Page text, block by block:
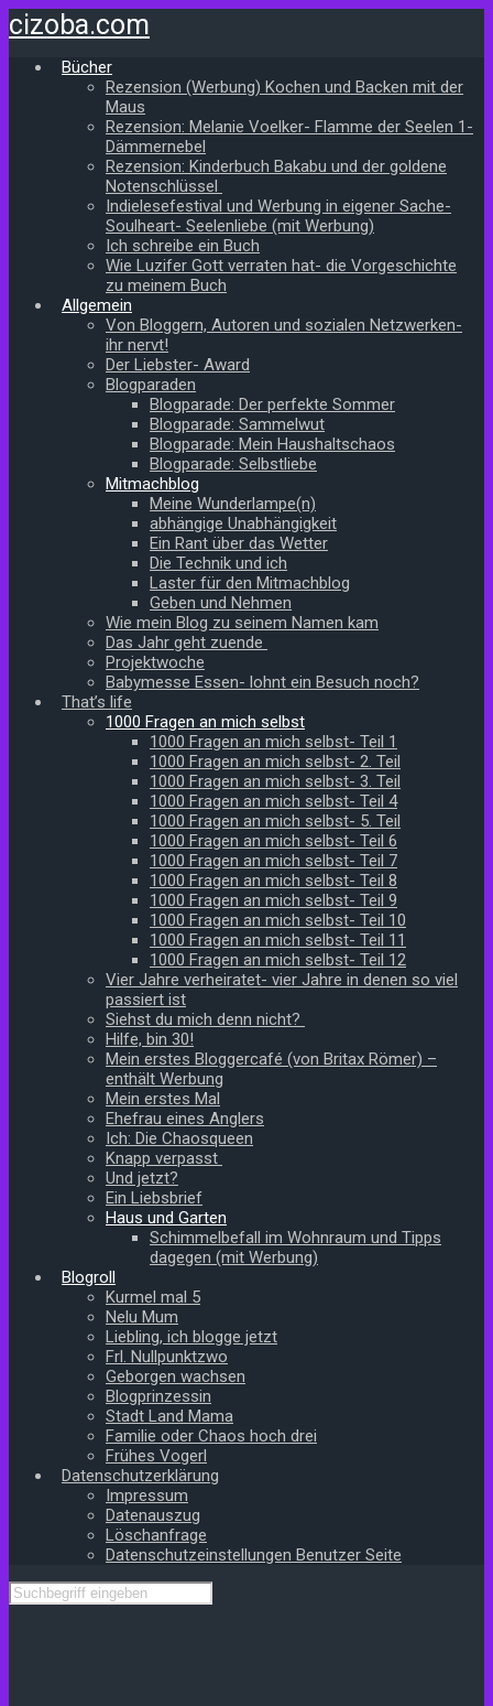
Zum
Hauptinhalt
springen
cizoba.com
Bücher
Rezension (Werbung) Kochen und Backen mit der
Maus
Rezension: Melanie Voelker- Flamme der Seelen 1-
Dämmernebel
Rezension: Kinderbuch Bakabu und der goldene
Notenschlüssel
Indielesefestival und Werbung in eigener Sache-
Soulheart- Seelenliebe (mit Werbung)
Ich schreibe ein Buch
Wie Luzifer Gott verraten hat- die Vorgeschichte
zu meinem Buch
Allgemein
Von Bloggern, Autoren und sozialen Netzwerken-
ihr nervt!
Der Liebster- Award
Blogparaden
Blogparade: Der perfekte Sommer
Blogparade: Sammelwut
Blogparade: Mein Haushaltschaos
Blogparade: Selbstliebe
Mitmachblog
Meine Wunderlampe(n)
abhängige Unabhängigkeit
Ein Rant über das Wetter
Die Technik und ich
Laster für den Mitmachblog
Geben und Nehmen
Wie mein Blog zu seinem Namen kam
Das Jahr geht zuende
Projektwoche
Babymesse Essen- lohnt ein Besuch noch?
That’s life
1000 Fragen an mich selbst
1000 Fragen an mich selbst- Teil 1
1000 Fragen an mich selbst- 2. Teil
1000 Fragen an mich selbst- 3. Teil
1000 Fragen an mich selbst- Teil 4
1000 Fragen an mich selbst- 5. Teil
1000 Fragen an mich selbst- Teil 6
1000 Fragen an mich selbst- Teil 7
1000 Fragen an mich selbst- Teil 8
1000 Fragen an mich selbst- Teil 9
1000 Fragen an mich selbst- Teil 10
1000 Fragen an mich selbst- Teil 11
1000 Fragen an mich selbst- Teil 12
Vier Jahre verheiratet- vier Jahre in denen so viel
passiert ist
Siehst du mich denn nicht?
Hilfe, bin 30!
Mein erstes Bloggercafé (von Britax Römer) –
enthält Werbung
Mein erstes Mal
Ehefrau eines Anglers
Ich: Die Chaosqueen
Knapp verpasst
Und jetzt?
Ein Liebsbrief
Haus und Garten
Schimmelbefall im Wohnraum und Tipps
dagegen (mit Werbung)
Blogroll
Kurmel mal 5
Nelu Mum
Liebling, ich blogge jetzt
Frl. Nullpunktzwo
Geborgen wachsen
Blogprinzessin
Stadt Land Mama
Familie oder Chaos hoch drei
Frühes Vogerl
Datenschutzerklärung
Impressum
Datenauszug
Löschanfrage
Datenschutzeinstellungen Benutzer Seite